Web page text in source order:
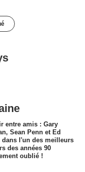
entre amis : Gary
Sean Penn et Ed
dans l'un des meilleurs
des années 90
oublié !